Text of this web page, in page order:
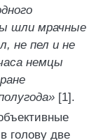
шли мрачные
не пел и не
немцы
[1].
голову две